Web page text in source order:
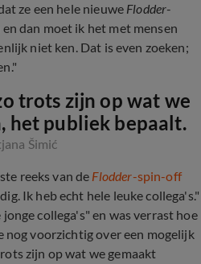
ze een hele nieuwe Flodder-
dan moet ik het met mensen
niet ken. Dat is even zoeken;
trots zijn op wat we
het publiek bepaalt.
Šimić
reeks van de Flodder-spin-off
Ik heb echt hele leuke collega's."
collega's" en was verrast hoe
nog voorzichtig over een mogelijk
zijn op wat we gemaakt